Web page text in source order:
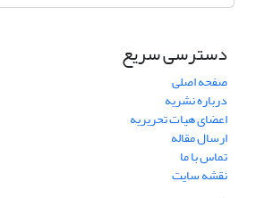
دسترسی سریع
صفحه اصلی
درباره نشریه
اعضای هیات تحریریه
ارسال مقاله
تماس با ما
نقشه سایت